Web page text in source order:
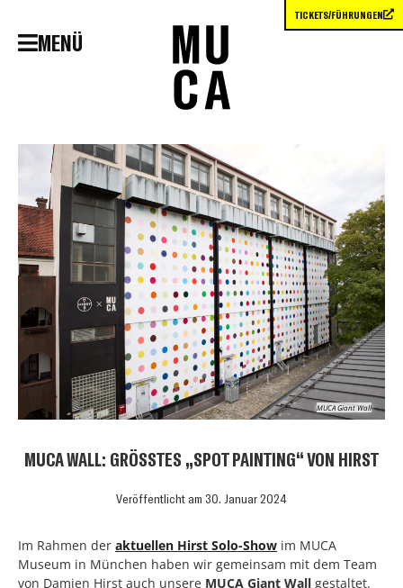
MENÜ
MUCA Giant Wall
MUCA WALL: GRÖSSTES „SPOT PAINTING“ VON HIRST
Veröffentlicht am 30. Januar 2024
Im Rahmen der aktuellen Hirst Solo-Show im MUCA
Museum in München haben wir gemeinsam mit dem Team
von Damien Hirst auch unsere MUCA Giant Wall gestaltet.
TICKETS/FÜHRUNGEN